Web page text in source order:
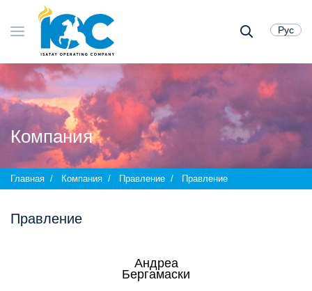
Рус
Компания
Главная Компания Правление Правление
Правление
Андреа
Бергамаски
КОМПАНИЯ
КОМПЛАЕНС
ОТЧЕТЫ И ПУБЛИКАЦИИ